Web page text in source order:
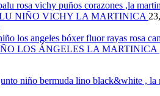
NIÑO VICHY LA MARTINICA
LOS ÁNGELES LA MARTINICA